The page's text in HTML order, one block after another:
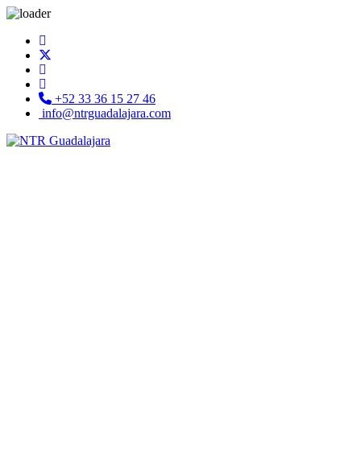
+52 33 36 15 27 46
info@ntrguadalajara.com